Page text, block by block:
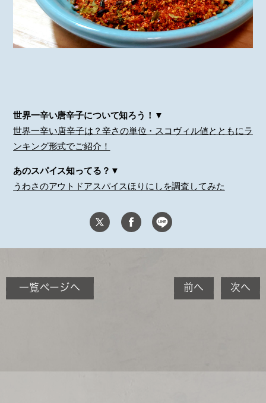
世界一辛い唐辛子について知ろう！▼
世界一辛い唐辛子は？辛さの単位・スコヴィル値とともにラ
ンキング形式でご紹介！
あのスパイス知ってる？▼
うわさのアウトドアスパイスほりにしを調査してみた
一覧ページへ 前へ 次へ